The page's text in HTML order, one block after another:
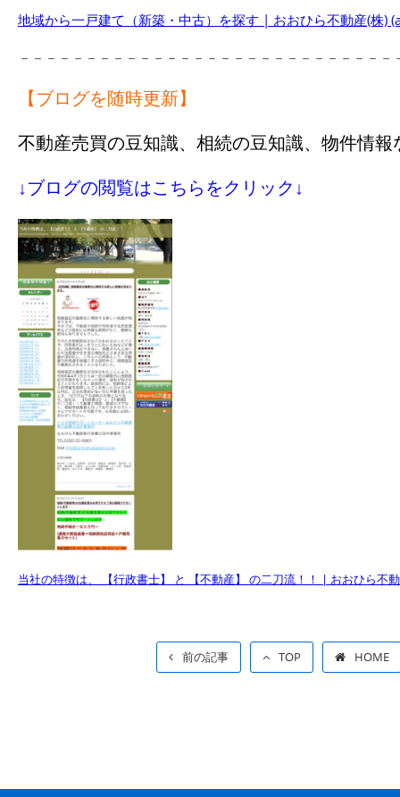
地域から一戸建て（新築・中古）を探す | おおひら不動産(株)
－－－－－－－－－－－－－－－－－－－－－－－－－－－－
【ブログを随時更新】
不動産売買の豆知識、相続の豆知識、物件情
↓ブログの閲覧はこちらをクリック↓
当社の特徴は、 【行政書士】 と 【不動産】 の二刀流！！ | おおひら不
前の記事 TOP HOME